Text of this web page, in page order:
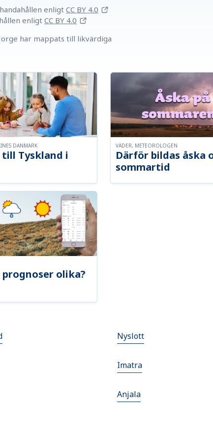
enligt CC BY 4.0
enligt CC BY 4.0
har mappats till likvärdiga
Tyskland i
DANMARK
Därför bildas åska
sommartid
VÄDER, METEOROLOGEN
olika?
Nyslott
Imatra
Anjala